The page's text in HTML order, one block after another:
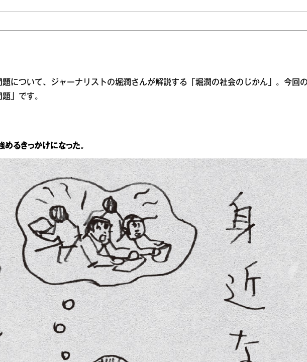
について、ジャーナリストの堀潤さんが解説する「堀潤の社会のじかん」。今回
」です。
るきっかけになった。